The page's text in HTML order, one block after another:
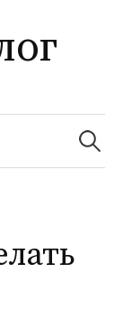
Найти: